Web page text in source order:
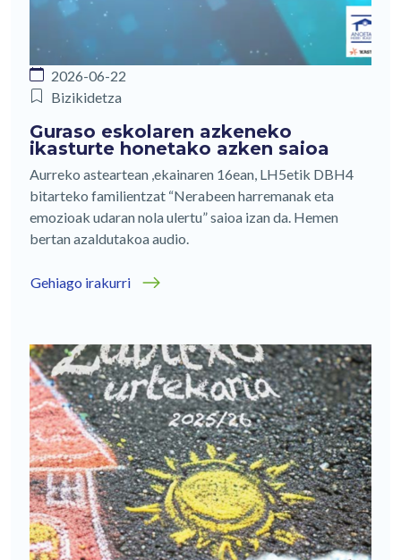
2026-06-22
Bizikidetza
Guraso eskolaren azkeneko
ikasturte honetako azken saioa
Aurreko asteartean ,ekainaren 16ean, LH5etik DBH4
bitarteko familientzat “Nerabeen harremanak eta
emozioak udaran nola ulertu” saioa izan da. Hemen
bertan azaldutakoa audio.
Gehiago irakurri